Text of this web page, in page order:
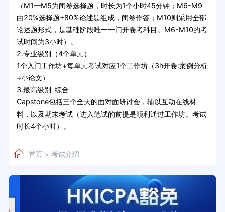
（M1—M5为闭卷选择题，时长为1个小时45分钟；M6-M9
由20%选择题+80%论述题组成，闭卷作答；M10则采用全部
论述题形式，是基础阶段唯一一门开卷考科目。M6-M10的考
试时间为3小时）。
2.专业级别（4个单元）
1个入门工作坊+每单元考试对应1个工作坊（3h开卷:案例分析
+小论文）
3.最高级别-综合
Capstone包括三个全天的面对面研讨会，辅以互动在线材
料，以及期末考试（进入笔试的前提是顺利通过工作坊。考试
时长4个小时）。
首页> 考试介绍